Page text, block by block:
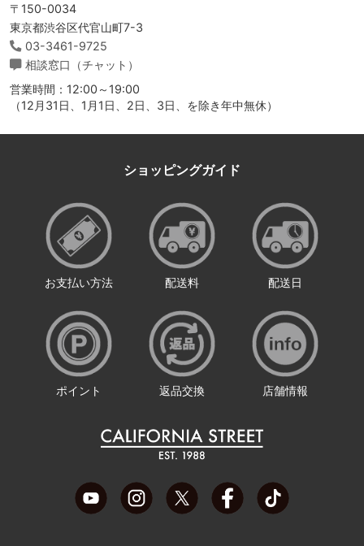
〒150-0034
東京都渋谷区代官山町7-3
03-3461-9725
相談窓口（チャット）
営業時間：12:00～19:00
（12月31日、1月1日、2日、3日、を除き年中無休）
ショッピングガイド
お支払い方法 配送料 配送日
ポイント 返品交換 店舗情報